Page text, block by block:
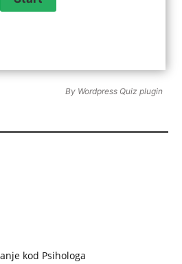
By Wordpress Quiz plugin
kod Psihologa